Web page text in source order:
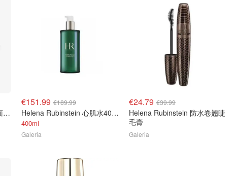
Helena Rubinstein 黑绷带面霜 100ml
€151.99 €189.99
Helena Rubinstein 心肌水400ml
400ml
Galeria
€24.79 €39.99
Helena Rubinstein 防水卷翘睫
毛膏
Galeria